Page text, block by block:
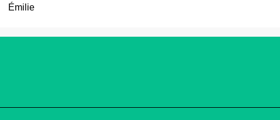
Émilie